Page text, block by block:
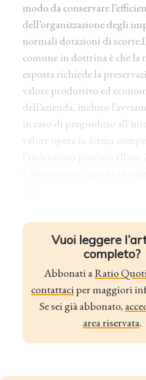
modo da conservare
dell’organizzazione degli
normali dotazioni di
comune in dottrina è che la
esposta richiede la
valore produttivo ed
dell’azienda, incluso
in caso di pregiudizio
valore opera in forma
Vuoi leggere
completo?
Abbonati aRatio
contattaciper maggiori
Se sei già abbonato,
area riservata.